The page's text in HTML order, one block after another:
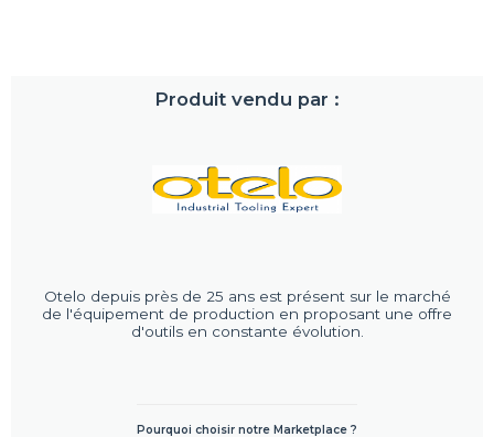
Produit vendu par :
Otelo depuis près de 25 ans est présent sur le marché
de l'équipement de production en proposant une offre
d'outils en constante évolution.
Pourquoi choisir notre Marketplace ?